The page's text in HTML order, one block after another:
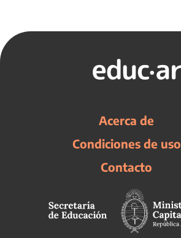
Acerca de
Condiciones de uso
Contacto